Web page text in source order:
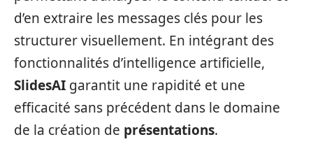
d’en extraire les messages clés pour les
structurer visuellement. En intégrant des
fonctionnalités d’intelligence artificielle,
SlidesAI garantit une rapidité et une
efficacité sans précédent dans le domaine
de la création de présentations.